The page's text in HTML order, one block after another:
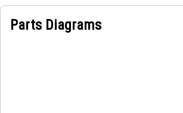
Parts Diagrams